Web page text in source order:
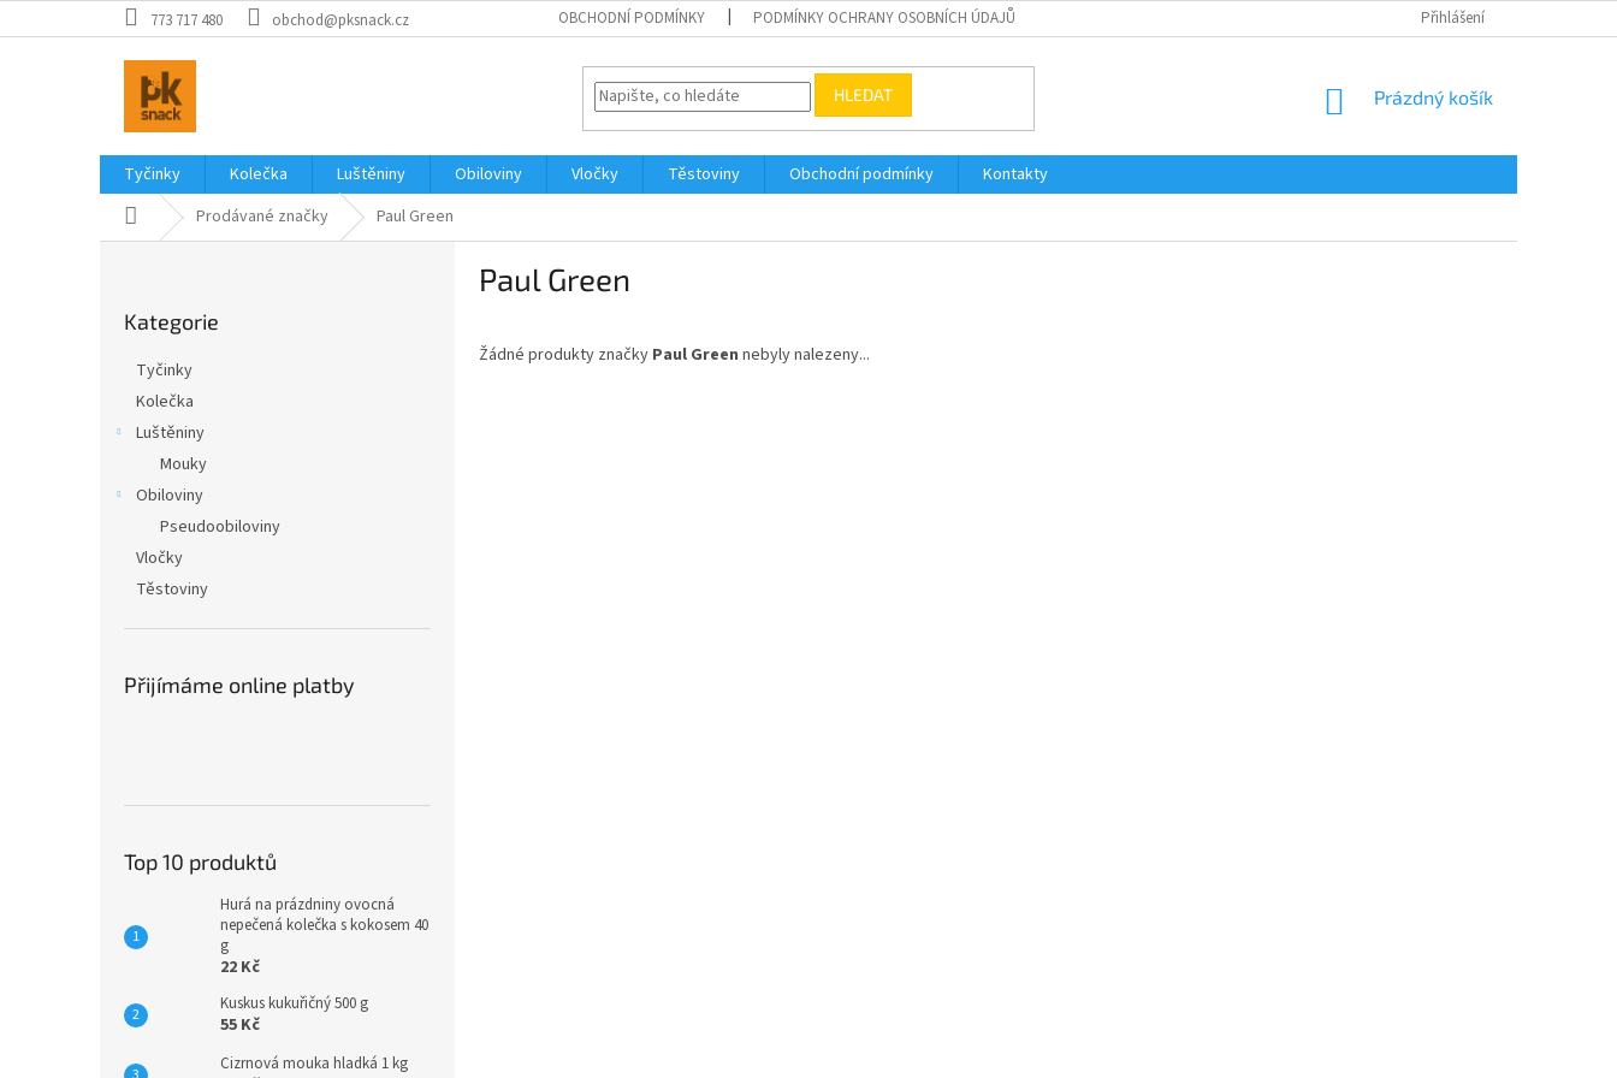
na
773 717 480 obchod@pksnack.cz OBCHODNÍ PODMÍNKY PODMÍNKY OCHRANY OSOBNÍCH ÚDAJŮ Přihlášení
HLEDAT
NÁKUPNÍ
Prázdný košík
Tyčinky Kolečka Luštěniny Obiloviny Vločky Těstoviny Obchodní podmínky
Kontakty
Domů Prodávané značky Paul Green
kategorie
Kategorie
Tyčinky
Kolečka
Luštěniny
Mouky
Obiloviny
Pseudoobiloviny
Vločky
Těstoviny
Přijímáme online platby
Top 10 produktů
Hurá na prázdniny ovocná
nepečená kolečka s kokosem 40
g
22 Kč
Kuskus kukuřičný 500 g
55 Kč
Cizrnová mouka hladká 1 kg
Paul Green
Žádné produkty značky Paul Green nebyly nalezeny...